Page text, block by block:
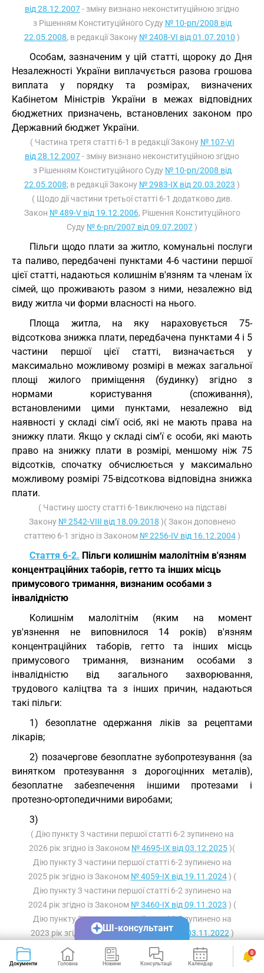
від 28.12.2007- зміну визнано неконституційною згідно
з Рішенням Конституційного Суду № 10-рп/2008 від
22.05.2008, в редакції Закону № 2408-VI від 01.07.2010 )
Особам, зазначеним у цій статті, щороку до Дня
Незалежності України виплачується разова грошова
виплата у порядку та розмірах, визначених
Кабінетом Міністрів України в межах відповідних
бюджетних призначень, встановлених законом про
Державний бюджет України.
( Частина третя статті 6-1 в редакції Закону № 107-VI
від 28.12.2007- зміну визнано неконституційною згідно
з Рішенням Конституційного Суду № 10-рп/2008 від
22.05.2008; в редакції Закону № 2983-IX від 20.03.2023 )
( Щодо дії частини третьої статті 6-1 додатково див.
Закон № 489-V від 19.12.2006, Рішення Конституційного
Суду № 6-рп/2007 від 09.07.2007)
Пільги щодо плати за житло, комунальні послуги
та паливо, передбачені пунктами 4-6 частини першої
цієї статті, надаються колишнім в'язням та членам їх
сімей, що проживають разом з ними, незалежно від
виду житла чи форми власності на нього.
Площа житла, на яку нараховується 75-
відсоткова знижка плати, передбачена пунктами 4 і 5
частини першої цієї статті, визначається у
максимально можливому розмірі в межах загальної
площі жилого приміщення (будинку) згідно з
нормами користування (споживання),
встановленими цими пунктами, незалежно від
наявності у складі сім'ї осіб, які не мають права на
знижку плати. Якщо у складі сім'ї є особи, які мають
право на знижку плати в розмірі, меншому ніж 75
відсотків, спочатку обчислюється у максимально
можливому розмірі 75-відсоткова відповідна знижка
плати.
( Частину шосту статті 6-1виключено на підставі
Закону № 2542-VIII від 18.09.2018 )( Закон доповнено
статтею 6-1 згідно із Законом № 2256-IV від 16.12.2004)
Стаття 6-2. Пільги колишнім малолітнім в'язням
концентраційних таборів, гетто та інших місць
примусового тримання, визнаним особами з
інвалідністю
Колишнім малолітнім (яким на момент
ув'язнення не виповнилося 14 років) в'язням
концентраційних таборів, гетто та інших місць
примусового тримання, визнаним особами з
інвалідністю від загального захворювання,
трудового каліцтва та з інших причин, надаються
такі пільги:
1) безоплатне одержання ліків за рецептами
лікарів;
2) позачергове безоплатне зубопротезування (за
винятком протезування з дорогоцінних металів),
безоплатне забезпечення іншими протезами і
протезно-ортопедичними виробами;
3)
( Дію пункту 3 частини першої статті 6-2 зупинено на
2026 рік згідно із Законом № 4695-IX від 03.12.2025)(
Дію пункту 3 частини першої статті 6-2 зупинено на
2025 рік згідно із Законом № 4059-IX від 19.11.2024) (
Дію пункту 3 частини першої статті 6-2 зупинено на
2024 рік згідно із Законом № 3460-IX від 09.11.2023 ) (
Дію пункту 3 частини першої статті 6-2 зупинено на
2023 рік згідно із Законом№ 2710-IX від 03.11.2022 )
безоплатне позачергове забезпечення санаторно-
курортним лікуванням або одержання замість
Документи Головна Новини Консультації Календар Сервіси
0
ШІ-консультант